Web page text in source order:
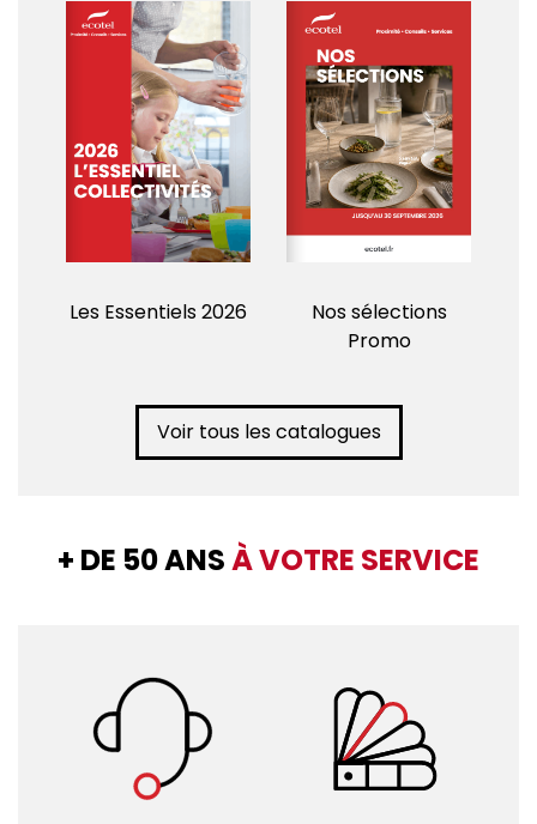
Les Essentiels 2026
Nos sélections
Promo
Voir tous les catalogues
+ DE 50 ANSÀ VOTRE SERVICE